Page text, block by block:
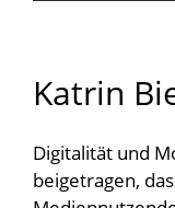
Katrin
Digitalität und
beigetragen,